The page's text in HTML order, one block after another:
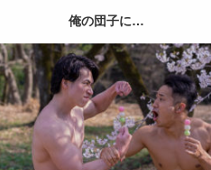
俺の団子に…
Update:2021.07.7
Category:桜とマッチョ kaichan
SOSUKE
外資系筋肉 殴られマッチョ